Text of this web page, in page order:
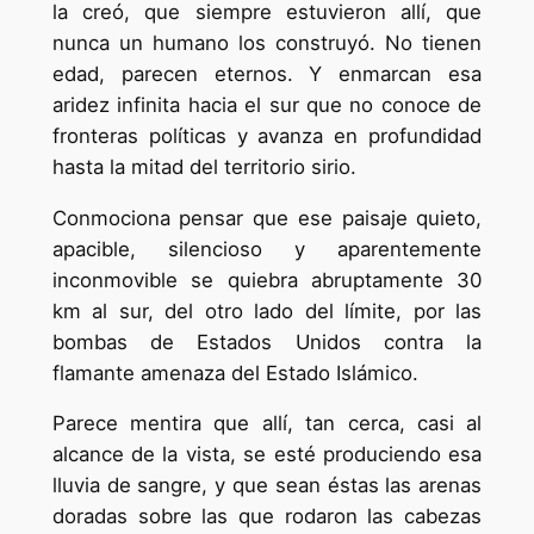
la creó, que siempre estuvieron allí, que
nunca un humano los construyó. No tienen
edad, parecen eternos. Y enmarcan esa
aridez infinita hacia el sur que no conoce de
fronteras políticas y avanza en profundidad
hasta la mitad del territorio sirio.
Conmociona pensar que ese paisaje quieto,
apacible, silencioso y aparentemente
inconmovible se quiebra abruptamente 30
km al sur, del otro lado del límite, por las
bombas de Estados Unidos contra la
flamante amenaza del Estado Islámico.
Parece mentira que allí, tan cerca, casi al
alcance de la vista, se esté produciendo esa
lluvia de sangre, y que sean éstas las arenas
doradas sobre las que rodaron las cabezas